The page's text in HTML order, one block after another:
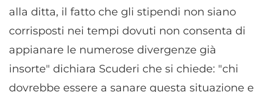
alla ditta, il fatto che gli stipendi non siano
corrisposti nei tempi dovuti non consenta di
appianare le numerose divergenze già
insorte" dichiara Scuderi che si chiede: "chi
dovrebbe essere a sanare questa situazione e